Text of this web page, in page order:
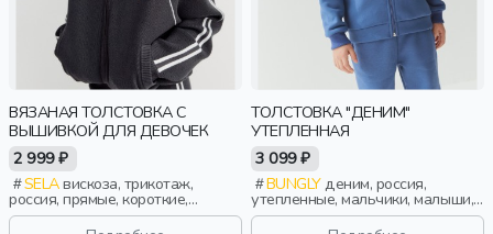
ВЯЗАНАЯ ТОЛСТОВКА С
ВЫШИВКОЙ ДЛЯ ДЕВОЧЕК
2 999 ₽
SELAвискоза, трикотаж,
россия, прямые, короткие,
резинка, длинные, вязаные,
длинный рукав, застежка,
ТОЛСТОВКА "ДЕНИМ"
УТЕПЛЕННАЯ
3 099 ₽
BUNGLYденим, россия,
утепленные, мальчики, малыши,
дошкольники, дети